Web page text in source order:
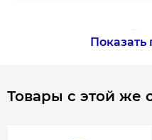
Показать
Товары с этой же